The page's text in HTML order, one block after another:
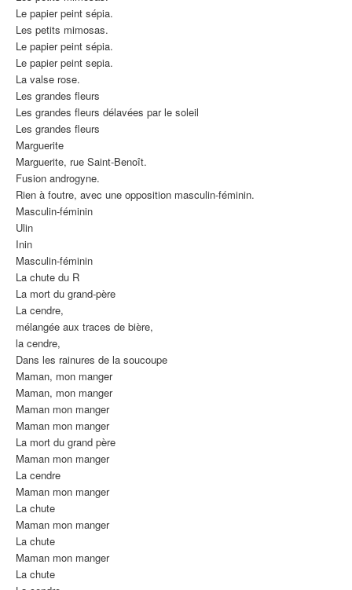
Le papier peint sépia.
Les petits mimosas.
Le papier peint sépia.
Le papier peint sepia.
La valse rose.
Les grandes fleurs
Les grandes fleurs délavées par le soleil
Les grandes fleurs
Marguerite
Marguerite, rue Saint-Benoît.
Fusion androgyne.
Rien à foutre, avec une opposition masculin-féminin.
Masculin-féminin
Ulin
Inin
Masculin-féminin
La chute du R
La mort du grand-père
La cendre,
mélangée aux traces de bière,
la cendre,
Dans les rainures de la soucoupe
Maman, mon manger
Maman, mon manger
Maman mon manger
Maman mon manger
La mort du grand père
Maman mon manger
La cendre
Maman mon manger
La chute
Maman mon manger
La chute
Maman mon manger
La chute